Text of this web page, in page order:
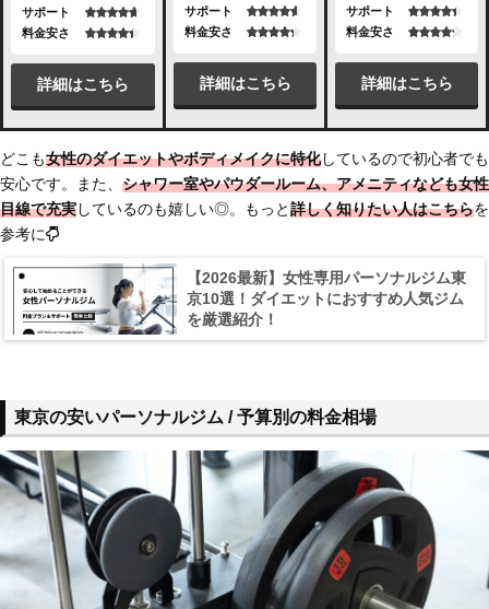
サポート
料金安さ
詳細はこちら
サポート
料金安さ
詳細はこちら
サポート
料金安さ
詳細はこちら
どこも女性のダイエットやボディメイクに特化しているので初心者でも
安心です。また、 シャワー室やパウダールーム、アメニティなども女性
目線で充実しているのも嬉しい◎。もっと詳しく知りたい人はこちらを
参考に
【2026最新】女性専用パーソナルジム東
京10選！ダイエットにおすすめ人気ジム
を厳選紹介！
東京の安いパーソナルジム / 予算別の料金相場